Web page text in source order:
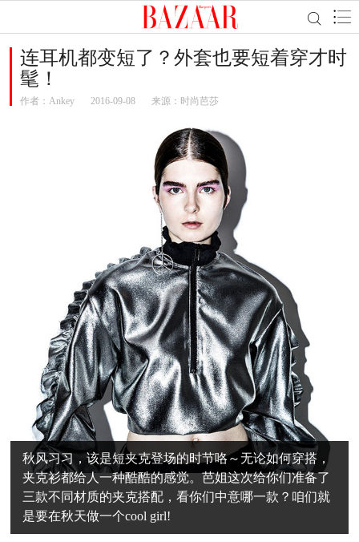
连耳机都变短了？外套也要短着穿才时
髦！
作者： Ankey 2016-09-08 来源：时尚芭莎
秋风习习，该是短夹克登场的时节咯～无论如何穿搭，
夹克衫都给人一种酷酷的感觉。芭姐这次给你们准备了
三款不同材质的夹克搭配，看你们中意哪一款？咱们就
是要在秋天做一个cool girl!